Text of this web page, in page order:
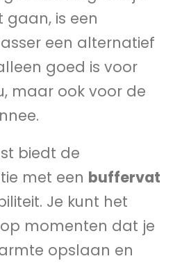
gaan, is een
een alternatief
goed is voor
maar ook voor de
biedt de
met een buffervat
Je kunt het
momenten dat je
opslaan en